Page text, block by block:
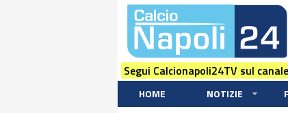
Segui Calcionapoli24TV sul
HOME NOTIZIE